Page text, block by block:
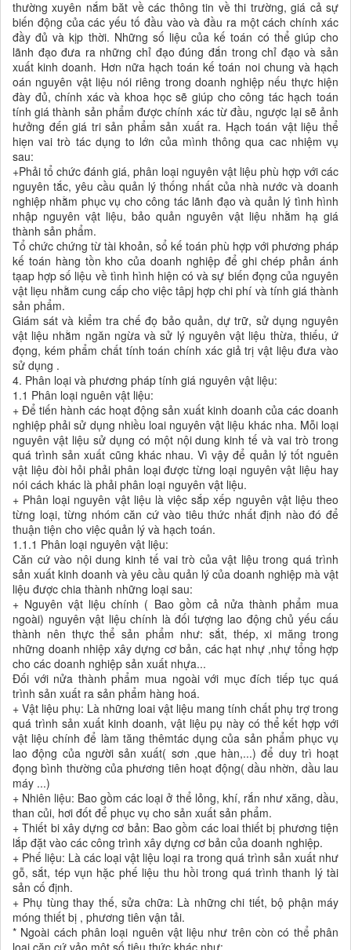
thường xuyên nắm băt về các thông tin về thi trường, giá cả sự
biến động của các yếu tố đầu vào và đầu ra một cách chính xác
đầy đủ và kịp thời. Những số liệu của kế toán có thể giúp cho
lãnh đạo đưa ra những chỉ đạo đúng đắn trong chỉ đạo và sản
xuất kinh doanh. Hơn nữa hạch toán kế toán noi chung và hạch
oán nguyên vật liệu nói riêng trong doanh nghiệp nếu thực hiện
đày đủ, chính xác và khoa học sẽ giúp cho công tác hạch toán
tính giá thành sản phẩm được chính xác từ đầu, ngược lại sẽ ảnh
hưởng đến giá tri sản phẩm sản xuất ra. Hạch toán vật liệu thể
hiẹn vai trò tác dụng to lớn của mình thông qua cac nhiệm vụ
sau:
+Phải tổ chức đánh giá, phân loại nguyên vật liệu phù hợp với các
nguyên tắc, yêu cầu quản lý thống nhất của nhà nước và doanh
nghiệp nhằm phục vụ cho công tác lãnh đạo và quản lý tình hình
nhập nguyên vật liệu, bảo quản nguyên vật liệu nhằm hạ giá
thành sản phẩm.
Tổ chức chứng từ tài khoản, sổ kế toán phù hợp với phương pháp
kế toán hàng tồn kho của doanh nghiệp để ghi chép phản ánh
tạap hợp số liệu về tình hình hiện có và sự biến đọng của nguyên
vật liẹu nhằm cung cấp cho việc tâpj hợp chi phí và tính giá thành
sản phẩm.
Giám sát và kiểm tra chế đọ bảo quản, dự trữ, sử dụng nguyên
vật liệu nhằm ngăn ngừa và sử lý nguyên vật liệu thừa, thiếu, ứ
đọng, kém phẩm chất tính toán chính xác giả trị vật liệu đưa vào
sử dụng .
4. Phân loại và phương pháp tính giá nguyên vật liệu:
1.1 Phân loại nguên vật liệu:
+ Để tiến hành các hoạt động sản xuất kinh doanh của các doanh
nghiệp phải sử dụng nhiều loai nguyên vật liệu khác nha. Mỗi loại
nguyên vật liệu sử dụng có một nội dung kinh tế và vai trò trong
quá trình sản xuất cũng khác nhau. Vì vậy để quản lý tốt nguên
vật liệu đòi hỏi phải phân loại được từng loại nguyên vật liệu hay
nói cách khác là phải phân loại nguyên vật liệu.
+ Phân loại nguyên vật liệu là việc sắp xếp nguyên vật liệu theo
từng loại, từng nhóm căn cứ vào tiêu thức nhất định nào đó để
thuận tiện cho việc quản lý và hạch toán.
1.1.1 Phân loại nguyên vật liệu:
Căn cứ vào nội dung kinh tế vai trò của vật liệu trong quá trình
sản xuất kinh doanh và yêu cầu quản lý của doanh nghiệp mà vật
liệu được chia thành những loại sau:
+ Nguyên vật liệu chính ( Bao gồm cả nửa thành phẩm mua
ngoài) nguyên vật liệu chính là đối tượng lao động chủ yếu cấu
thành nên thực thể sản phẩm như: sắt, thép, xi măng trong
những doanh nhiệp xây dựng cơ bản, các hạt nhự ,nhự tổng hợp
cho các doanh nghiệp sản xuất nhựa...
Đối với nửa thành phẩm mua ngoài với mục đích tiếp tục quá
trình sản xuất ra sản phẩm hàng hoá.
+ Vật liệu phụ: Là những loai vật liệu mang tính chất phụ trợ trong
quá trình sản xuất kinh doanh, vật liệu pụ này có thể kết hợp với
vật liệu chính để làm tăng thêmtác dụng của sản phẩm phục vụ
lao động của người sản xuất( sơn ,que hàn,...) để duy trì hoạt
đọng bình thường của phương tiên hoạt động( dầu nhờn, dầu lau
máy ...)
+ Nhiên liệu: Bao gồm các loại ở thể lỏng, khí, rắn như xăng, dầu,
than củi, hơi đốt để phục vụ cho sản xuất sản phẩm.
+ Thiết bi xây dựng cơ bản: Bao gồm các loai thiết bị phương tiện
lắp đặt vào các công trình xây dựng cơ bản của doanh nghiệp.
+ Phế liệu: Là các loại vật liệu loại ra trong quá trình sản xuất như
gỗ, sắt, tép vụn hặc phế liệu thu hồi trong quá trình thanh lý tài
sản cố định.
+ Phụ tùng thay thế, sửa chữa: Là những chi tiết, bộ phận máy
móng thiết bị , phương tiên vận tải.
* Ngoài cách phân loại nguên vật liệu như trên còn có thể phân
loại căn cứ vảo một số tiêu thức khác như: